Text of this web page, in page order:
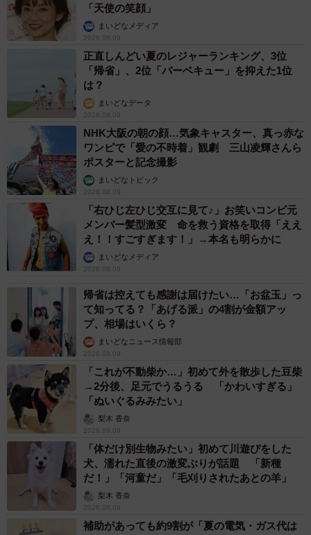
2024年6月から実施された「定額減税」について、給与明細で減税額を確
認しましたか？（出典：ベター・プレイス調べ）
最後に、2024年6月から実施された「定額減税」につい
て、給与明細に金額明記が義務づけられた「減税額を確認
しましたか」と尋ねたところ、「金額を確認した」人は
64.1%、「確認していない」人は35.9%と、3割以上の人が
確認していないことがわかりました。
【出典】
▽ベター・プレイス調べ
「天使の笑顔」
まいどなメディア
2026.08.09
正直しんどい夏のレジャーランキング、3位
「帰省」、2位「バーベキュー」を抑えた1位
は？
まいどなデータ
2026.08.09
NHK大阪の朝の顔…気象キャスター、真っ赤な
ワンピで「愛の不時着」観劇 三山凌輝さんら
ポスターと記念撮影
まいどなトピック
2026.08.09
「右ひじ左ひじ交互に見て♪」お笑いコンビ元
メンバー髪型激変 命を救う資格を取得「ええ
え！！すごすぎます！」→本名も明らかに
まいどなメディア
2026.08.09
帰省は控えても感謝は届けたい…「お盆玉」っ
て知ってる？「あげる派」の4割が金額アッ
プ、相場はいくら？
まいどなニュース情報部
2026.08.09
「これが不動柴か…」初めて外を散歩した豆柴
→2分後、足元でうるうる 「かわいすぎる」
「ぬいぐるみみたい」
梨木 香奈
2026.08.09
「体だけ別生物みたい」初めて川遊びをした
犬、濡れた直後の激変ぶりが話題 「新種
だ！」「河童だ」「毛刈りされたあとの羊」
梨木 香奈
2026.08.09
補助があっても約9割が「夏の電気・ガス代は